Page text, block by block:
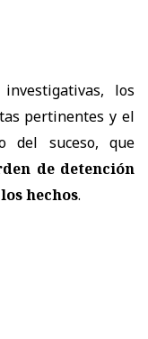
los
pertinentes y el
del suceso, que
de detención
hechos.